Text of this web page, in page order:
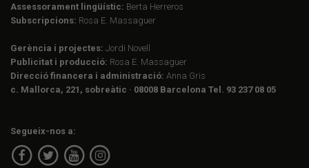
Assessorament lingüístic: Berta Herreros
Subscripcions: Rosa E. Massaguer
Gerència i projectes: Jordi Novell
Publicitat i producció: Rosa E. Massaguer
Direcció financera i administració: Anna Gris
c. Mallorca, 221, sobreàtic · 08008 Barcelona Tel. 93 237 08 05
Segueix-nos a: